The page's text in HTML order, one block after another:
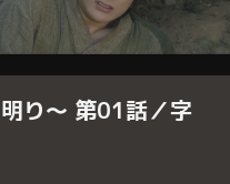
り～ 第01話／字